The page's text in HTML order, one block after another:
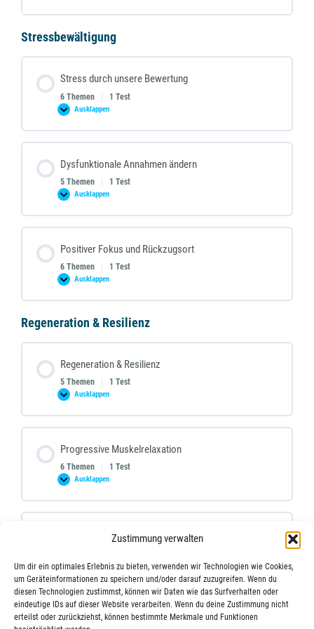
Zustimmung verwalten
Um dir ein optimales Erlebnis zu bieten, verwenden wir Technologien wie Cookies,
um Geräteinformationen zu speichern und/oder darauf zuzugreifen. Wenn du
diesen Technologien zustimmst, können wir Daten wie das Surfverhalten oder
eindeutige IDs auf dieser Website verarbeiten. Wenn du deine Zustimmung nicht
erteilst oder zurückziehst, können bestimmte Merkmale und Funktionen
Stressbewältigung
Stress durch unsere Bewertung
6 Themen | 1 Test
Ausklappen
Stress
unsere
Bewertung
Dysfunktionale Annahmen ändern
5 Themen | 1 Test
Ausklappen
Dysfunktionale
ändern
Positiver Fokus und Rückzugsort
6 Themen 1 Test
Ausklappen
Positiver
und
Regeneration & Resilienz
Regeneration & Resilienz
5 Themen 1 Test
Ausklappen
Regeneration
Resilienz
Progressive Muskelrelaxation
6 Themen 1 Test
Ausklappen
Progressive
Achtsamkeit und Ausklang
Ausklappen
Achtsamkeit
und
Ausklang